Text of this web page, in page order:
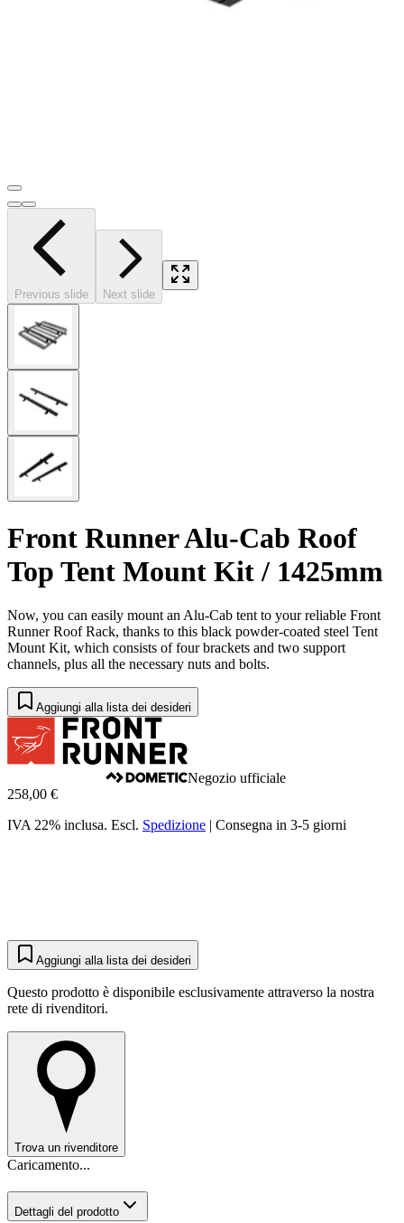
Previous slide Next slide
Front Runner Alu-Cab Roof
Top Tent Mount Kit / 1425mm
Now, you can easily mount an Alu-Cab tent to your reliable Front
Runner Roof Rack, thanks to this black powder-coated steel Tent
Mount Kit, which consists of four brackets and two support
channels, plus all the necessary nuts and bolts.
Aggiungi alla lista dei desideri
Negozio ufficiale
258,00 €
IVA 22% inclusa. Escl. Spedizione | Consegna in 3-5 giorni
Aggiungi alla lista dei desideri
Questo prodotto è disponibile esclusivamente attraverso la nostra
rete di rivenditori.
Trova un rivenditore
Caricamento...
Dettagli del prodotto